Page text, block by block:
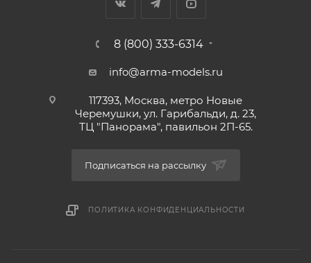
8 (800) 333-6314
info@arma-models.ru
117393, Москва, метро Новые
Черемушки, ул. Гарибальди, д. 23,
ТЦ "Панорама", павильон 2П-65.
Подписаться на рассылку
ПОЛИТИКА КОНФИДЕНЦИАЛЬНОСТИ